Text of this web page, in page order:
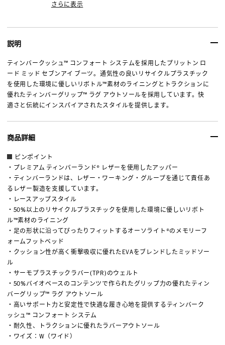
さらに表示
説明
ティンバークッシュ™ コンフォート システムを採用したプリットン ロ
ード ミッド セブンアイ ブーツ。通気性の良いリサイクルプラスチック
を使用した環境に優しいリボトル™素材のライニングとトラクションに
優れたティンバーグリップ™ ラグ アウトソールを採用しています。快
適さと伝統にインスパイアされたスタイルを提供します。
商品詳細
ピンポイント
・プレミアム ティンバーランド® レザーを使用したアッパー
・ティンバーランドは、レザー・ワーキング・グループを通じて責任あ
るレザー製造を支援しています。
・レースアップスタイル
・50%以上のリサイクルプラスチックを使用した環境に優しいリボト
ル™素材のライニング
・足の形状に沿ってぴったりフィットするオーソライト®のメモリーフ
ォームフットベッド
・クッション性が高く衝撃吸収に優れたEVAをブレンドしたミッドソー
ル
・サーモプラスチックラバー(TPR)のウェルト
・50%バイオベースのコンテンツで作られたグリップ力の優れたティン
バーグリップ™ ラグ アウトソール
・高いサポート力と安定性で快適な履き心地を提供するティンバーク
ッシュ™ コンフォート システム
・耐久性、トラクションに優れたラバーアウトソール
・ワイズ：W（ワイド）